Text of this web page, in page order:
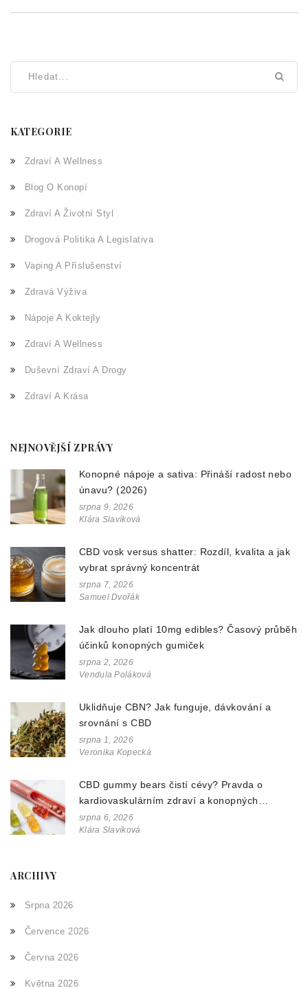
KATEGORIE
Zdraví A Wellness
Blog O Konopí
Zdraví A Životní Styl
Drogová Politika A Legislativa
Vaping A Příslušenství
Zdravá Výživa
Nápoje A Koktejly
Zdraví A Wellness
Duševní Zdraví A Drogy
Zdraví A Krása
NEJNOVĚJŠÍ ZPRÁVY
Konopné nápoje a sativa: Přináší radost nebo
únavu? (2026)
srpna 9, 2026
Klára Slavíková
CBD vosk versus shatter: Rozdíl, kvalita a jak
vybrat správný koncentrát
srpna 7, 2026
Samuel Dvořák
Jak dlouho platí 10mg edibles? Časový průběh
účinků konopných gumiček
srpna 2, 2026
Vendula Poláková
Uklidňuje CBN? Jak funguje, dávkování a
srovnání s CBD
srpna 1, 2026
Veronika Kopecká
CBD gummy bears čistí cévy? Pravda o
kardiovaskulárním zdraví a konopných
doplňcích
srpna 6, 2026
Klára Slavíková
ARCHIVY
Srpna 2026
Července 2026
Června 2026
Května 2026